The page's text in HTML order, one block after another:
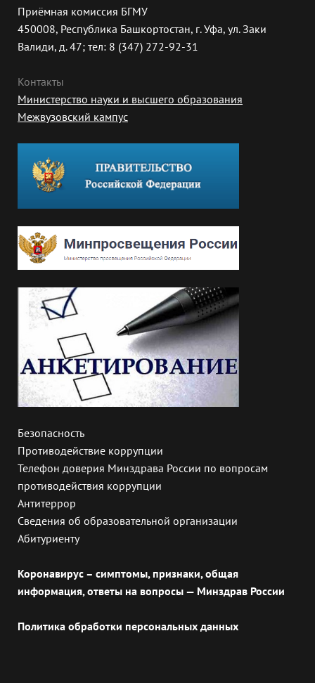
Приёмная комиссия БГМУ
450008, Республика Башкортостан, г. Уфа, ул. Заки
Валиди, д. 47; тел: 8 (347) 272-92-31
Контакты
Министерство науки и высшего образования
Межвузовский кампус
Безопасность
Противодействие коррупции
Телефон доверия Минздрава России по вопросам
противодействия коррупции
Антитеррор
Сведения об образовательной организации
Абитуриенту
Коронавирус – симптомы, признаки, общая
информация, ответы на вопросы — Минздрав России
Политика обработки персональных данных